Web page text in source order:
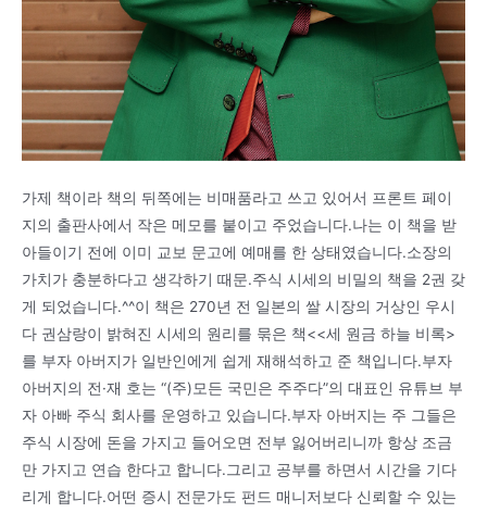
가제 책이라 책의 뒤쪽에는 비매품라고 쓰고 있어서 프론트 페이
지의 출판사에서 작은 메모를 붙이고 주었습니다.나는 이 책을 받
아들이기 전에 이미 교보 문고에 예매를 한 상태였습니다.소장의
가치가 충분하다고 생각하기 때문.주식 시세의 비밀의 책을 2권 갖
게 되었습니다.^^이 책은 270년 전 일본의 쌀 시장의 거상인 우시
다 권삼랑이 밝혀진 시세의 원리를 묶은 책<<세 원금 하늘 비록>
를 부자 아버지가 일반인에게 쉽게 재해석하고 준 책입니다.부자
아버지의 전·재 호는 “(주)모든 국민은 주주다”의 대표인 유튜브 부
자 아빠 주식 회사를 운영하고 있습니다.부자 아버지는 주 그들은
주식 시장에 돈을 가지고 들어오면 전부 잃어버리니까 항상 조금
만 가지고 연습 한다고 합니다.그리고 공부를 하면서 시간을 기다
리게 합니다.어떤 증시 전문가도 펀드 매니저보다 신뢰할 수 있는